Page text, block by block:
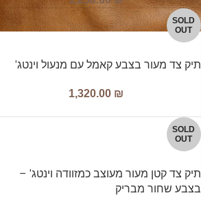
SOLD
OUT
תיק צד מעור בצבע קאמל עם מנעול וינטג'
1,320.00 ₪
SOLD
OUT
תיק צד קטן מעור מעוצב כמזוודה וינטג' –
בצבע שחור מבריק